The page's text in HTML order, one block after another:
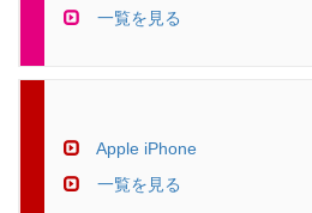
一覧を見る
Apple iPhone
一覧を見る